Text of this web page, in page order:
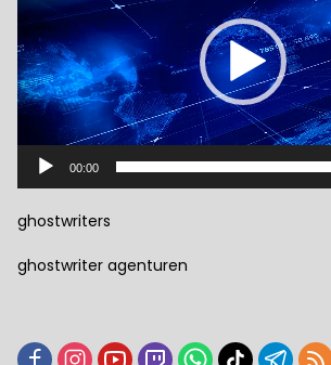
00:00
ghostwriters
ghostwriter agenturen